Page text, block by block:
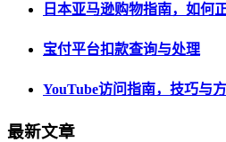
日本亚马逊购物指南，如何
宝付平台扣款查询与处理
YouTube访问指南，技巧与
最新文章